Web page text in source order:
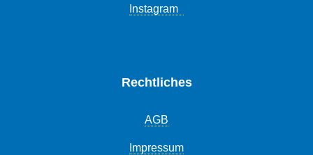
Instagram
Rechtliches
AGB
Impressum